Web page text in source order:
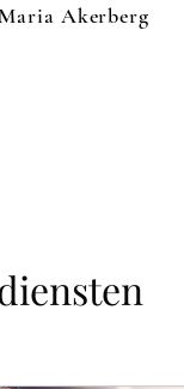
Akerberg